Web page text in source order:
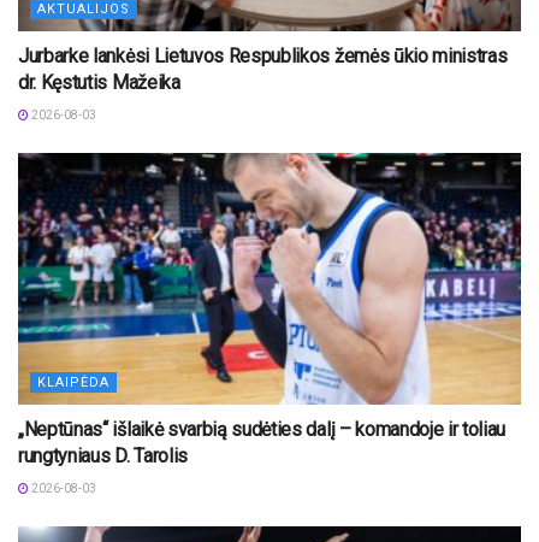
AKTUALIJOS
Jurbarke lankėsi Lietuvos Respublikos žemės ūkio ministras
dr. Kęstutis Mažeika
2026-08-03
KLAIPĖDA
„Neptūnas“ išlaikė svarbią sudėties dalį – komandoje ir toliau
rungtyniaus D. Tarolis
2026-08-03